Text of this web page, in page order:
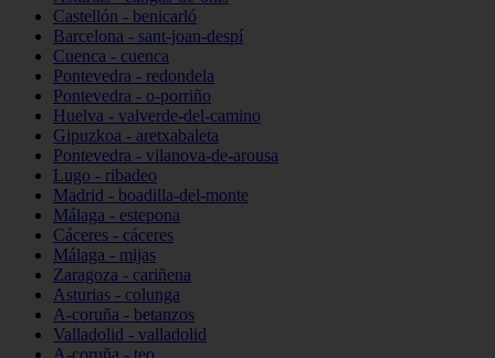
Castellón - benicarló
Barcelona - sant-joan-despí
Cuenca - cuenca
Pontevedra - redondela
Pontevedra - o-porriño
Huelva - valverde-del-camino
Gipuzkoa - aretxabaleta
Pontevedra - vilanova-de-arousa
Lugo - ribadeo
Madrid - boadilla-del-monte
Málaga - estepona
Cáceres - cáceres
Málaga - mijas
Zaragoza - cariñena
Asturias - colunga
A-coruña - betanzos
Valladolid - valladolid
A-coruña - teo